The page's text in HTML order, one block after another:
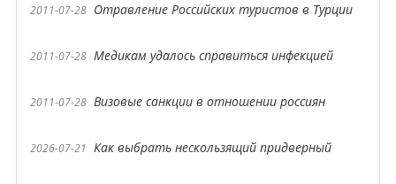
2011-07-28 Отравление Российских туристов в Турции
2011-07-28 Медикам удалось справиться инфекцией
2011-07-28 Визовые санкции в отношении россиян
2026-07-21 Как выбрать нескользящий придверный